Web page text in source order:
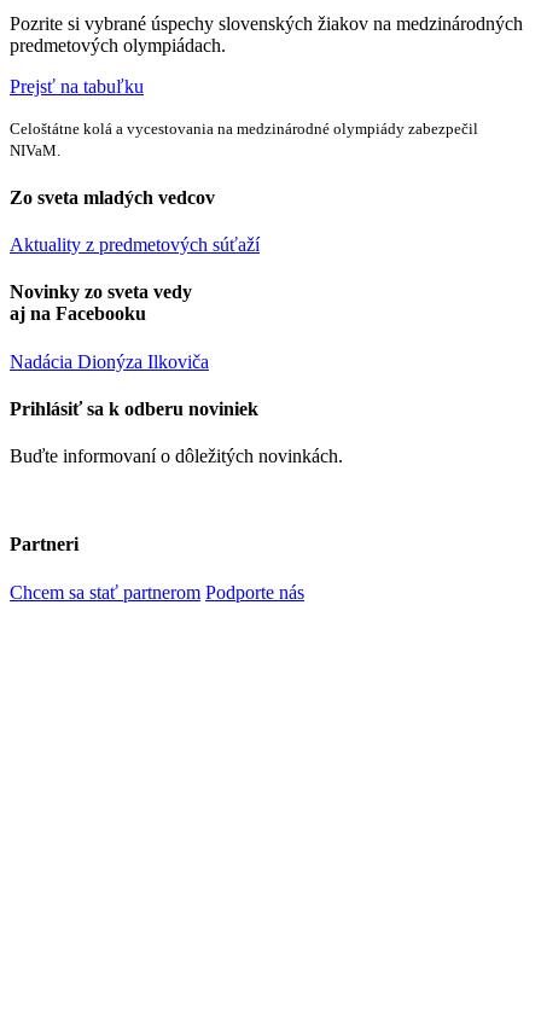
Pozrite si vybrané úspechy slovenských žiakov na medzinárodných
predmetových olympiádach.
Prejsť na tabuľku
Celoštátne kolá a vycestovania na medzinárodné olympiády zabezpečil
NIVaM.
Zo sveta mladých vedcov
Aktuality z predmetových súťaží
Novinky zo sveta vedy
aj na Facebooku
Nadácia Dionýza Ilkoviča
Prihlásiť sa k odberu noviniek
Buďte informovaní o dôležitých novinkách.
Partneri
Chcem sa stať partnerom Podporte nás